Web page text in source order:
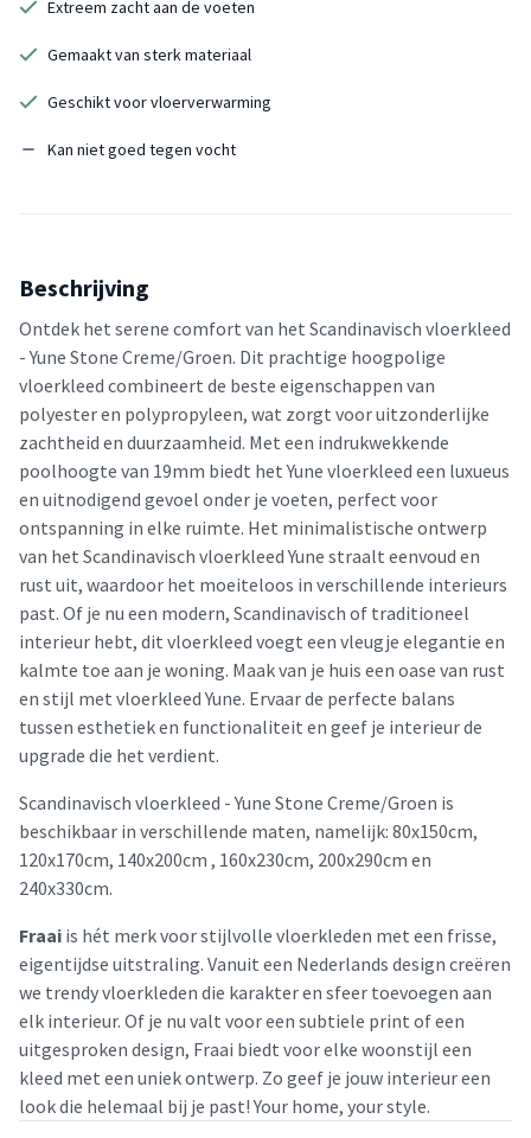
Extreem zacht aan de voeten
Gemaakt van sterk materiaal
Geschikt voor vloerverwarming
Kan niet goed tegen vocht
Beschrijving
Ontdek het serene comfort van het Scandinavisch vloerkleed
- Yune Stone Creme/Groen. Dit prachtige hoogpolige
vloerkleed combineert de beste eigenschappen van
polyester en polypropyleen, wat zorgt voor uitzonderlijke
zachtheid en duurzaamheid. Met een indrukwekkende
poolhoogte van 19mm biedt het Yune vloerkleed een luxueus
en uitnodigend gevoel onder je voeten, perfect voor
ontspanning in elke ruimte. Het minimalistische ontwerp
van het Scandinavisch vloerkleed Yune straalt eenvoud en
rust uit, waardoor het moeiteloos in verschillende interieurs
past. Of je nu een modern, Scandinavisch of traditioneel
interieur hebt, dit vloerkleed voegt een vleugje elegantie en
kalmte toe aan je woning. Maak van je huis een oase van rust
en stijl met vloerkleed Yune. Ervaar de perfecte balans
tussen esthetiek en functionaliteit en geef je interieur de
upgrade die het verdient.
Scandinavisch vloerkleed - Yune Stone Creme/Groen is
beschikbaar in verschillende maten, namelijk: 80x150cm,
120x170cm, 140x200cm , 160x230cm, 200x290cm en
240x330cm.
Fraai is hét merk voor stijlvolle vloerkleden met een frisse,
eigentijdse uitstraling. Vanuit een Nederlands design creëren
we trendy vloerkleden die karakter en sfeer toevoegen aan
elk interieur. Of je nu valt voor een subtiele print of een
uitgesproken design, Fraai biedt voor elke woonstijl een
kleed met een uniek ontwerp. Zo geef je jouw interieur een
look die helemaal bij je past! Your home, your style.